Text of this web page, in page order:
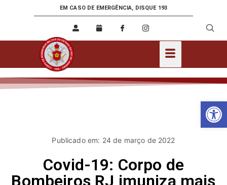
EM CASO DE EMERGÊNCIA, DISQUE 193
Publicado em: 24 de março de 2022
Covid-19: Corpo de
Bombeiros RJ imuniza mais